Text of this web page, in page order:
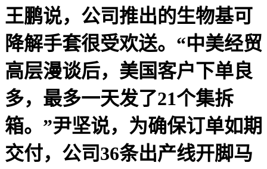
王鹏说，公司推出的生物基可
降解手套很受欢送。“中美经贸
高层漫谈后，美国客户下单良
多，最多一天发了21个集拆
箱。”尹坚说，为确保订单如期
交付，公司36条出产线开脚马